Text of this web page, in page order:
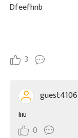
Dfeefhnb
3
Iiiu
0